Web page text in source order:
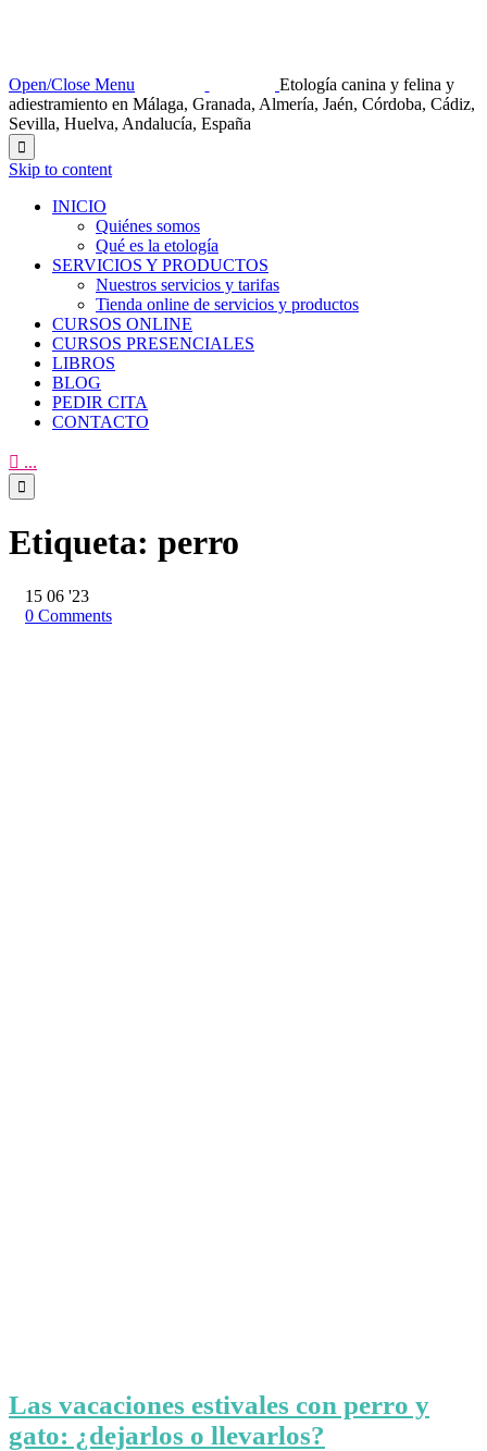
Open/Close Menu
Etología canina y felina y
adiestramiento en Málaga, Granada, Almería, Jaén, Córdoba, Cádiz,
Sevilla, Huelva, Andalucía, España

Skip to content
INICIO
Quiénes somos
Qué es la etología
SERVICIOS Y PRODUCTOS
Nuestros servicios y tarifas
Tienda online de servicios y productos
CURSOS ONLINE
CURSOS PRESENCIALES
LIBROS
BLOG
PEDIR CITA
CONTACTO
 ...

Etiqueta: perro
15 06 '23
0 Comments
Las vacaciones estivales con perro y
gato: ¿dejarlos o llevarlos?